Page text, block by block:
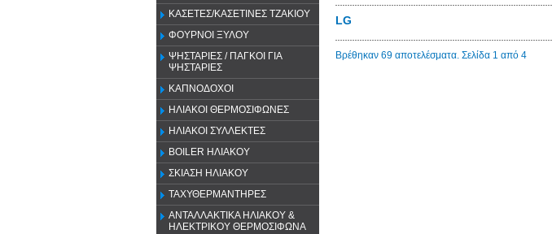
ΚΑΣΕΤΕΣ/ΚΑΣΕΤΙΝΕΣ ΤΖΑΚΙΟΥ
ΦΟΥΡΝΟΙ ΞΥΛΟΥ
ΨΗΣΤΑΡΙΕΣ / ΠΑΓΚΟΙ ΓΙΑ
ΨΗΣΤΑΡΙΕΣ
ΚΑΠΝΟΔΟΧΟΙ
ΗΛΙΑΚΟΙ ΘΕΡΜΟΣΙΦΩΝΕΣ
ΗΛΙΑΚΟΙ ΣΥΛΛΕΚΤΕΣ
BOILER ΗΛΙΑΚΟΥ
ΣΚΙΑΣΗ ΗΛΙΑΚΟΥ
ΤΑΧΥΘΕΡΜΑΝΤΗΡΕΣ
ΑΝΤΑΛΛΑΚΤΙΚΑ ΗΛΙΑΚΟΥ &
ΗΛΕΚΤΡΙΚΟΥ ΘΕΡΜΟΣΙΦΩΝΑ
LG
Βρέθηκαν 69 αποτελέσματα. Σελίδα 1 από 4